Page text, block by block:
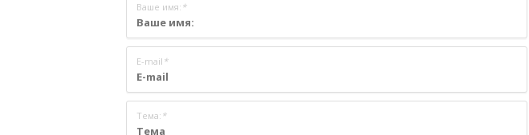
Ваше имя: *
E-mail *
Тема: *